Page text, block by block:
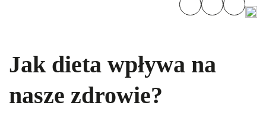
Jak dieta wpływa na
nasze zdrowie?